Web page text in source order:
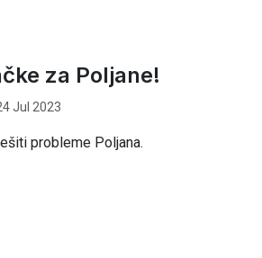
za Poljane!
Jul 2023
probleme Poljana.